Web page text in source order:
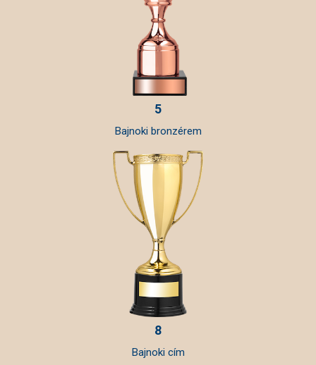
5
Bajnoki bronzérem
8
Bajnoki cím